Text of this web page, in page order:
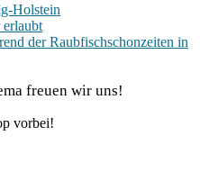
Holstein
erlaubt
der Raub­fisch­schon­zei­ten in
freu­en wir uns!
vorbei!